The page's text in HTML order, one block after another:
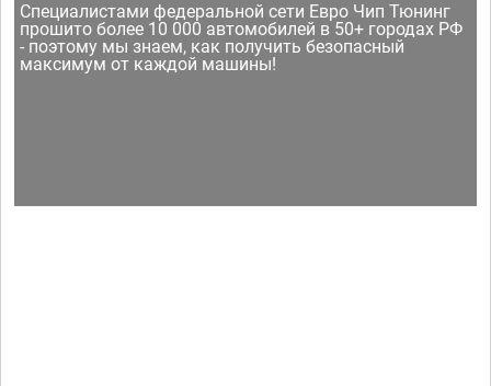
Специалистами федеральной сети Евро Чип Тюнинг
прошито более 10 000 автомобилей в 50+ городах РФ
- поэтому мы знаем, как получить безопасный
максимум от каждой машины!